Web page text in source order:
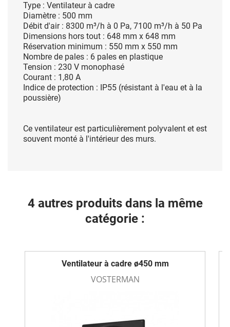
Type : Ventilateur à cadre
Diamètre : 500 mm
Débit d'air : 8300 m³/h à 0 Pa, 7100 m³/h à 50 Pa
Dimensions hors tout : 648 mm x 648 mm
Réservation minimum : 550 mm x 550 mm
Nombre de pales : 6 pales en plastique
Tension : 230 V monophasé
Courant : 1,80 A
Indice de protection : IP55 (résistant à l'eau et à la
poussière)
Ce ventilateur est particulièrement polyvalent et est
souvent monté à l'intérieur des murs.
4 autres produits dans la même
catégorie :
Ventilateur à cadre ø450 mm
VOSTERMAN